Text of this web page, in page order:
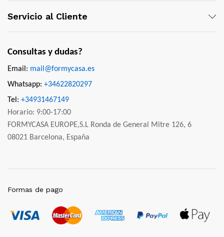
Servicio al Cliente
Consultas y dudas?
Email: mail@formycasa.es
Whatsapp: +34622820297
Tel: +34931467149
Horario: 9:00-17:00
FORMYCASA EUROPE,S.L Ronda de General Mitre 126, 6
08021 Barcelona, España
Formas de pago